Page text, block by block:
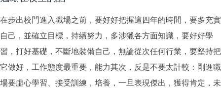
在步出校門進入職場之前，要好好把握這四年的時間，要多充實
自己，並確立目標，持續努力，多涉獵各方面知識，要好好學
習，打好基礎，不斷地裝備自己，無論從次任何行業，要堅持把
它做好，工作態度最重要，能力其次，反是不要太計較：剛進職
場要虛心學習、接受訓練，培養，一旦表現傑出，獲得肯定，未